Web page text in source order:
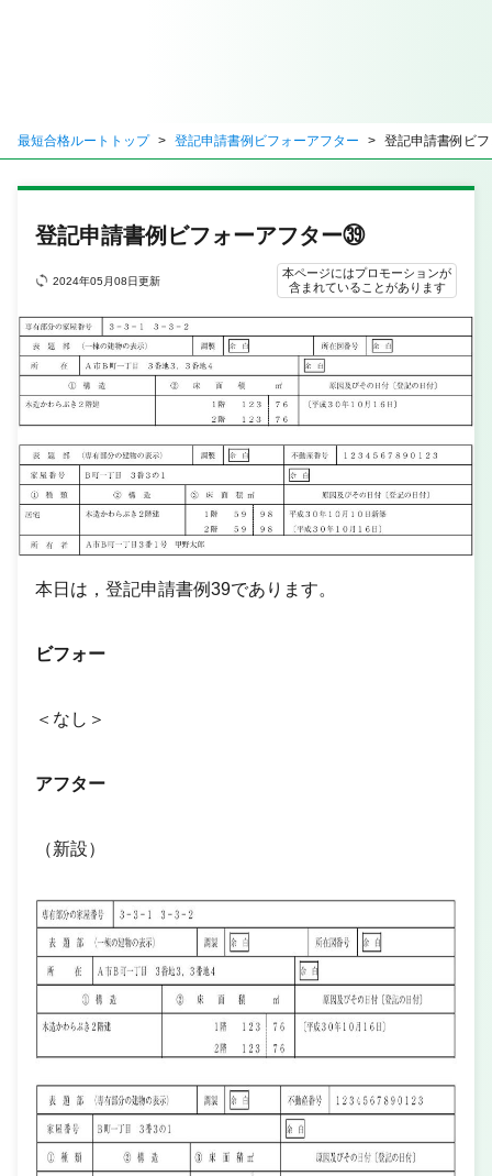
最短合格ルートトップ 登記申請書例ビフォーアフター 登記申請書例ビ
登記申請書例ビフォーアフター㊴
2024年05月08日更新
本ページにはプロモーションが
含まれていることがあります
本日は，登記申請書例39であります。
ビフォー
＜なし＞
アフター
（新設）